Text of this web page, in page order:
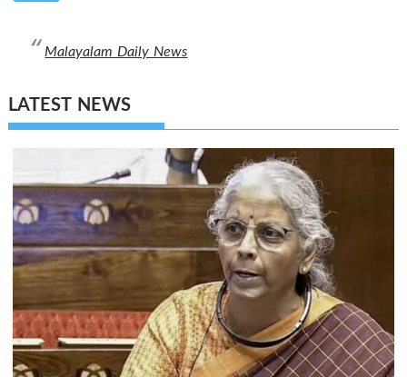
Malayalam Daily News
LATEST NEWS